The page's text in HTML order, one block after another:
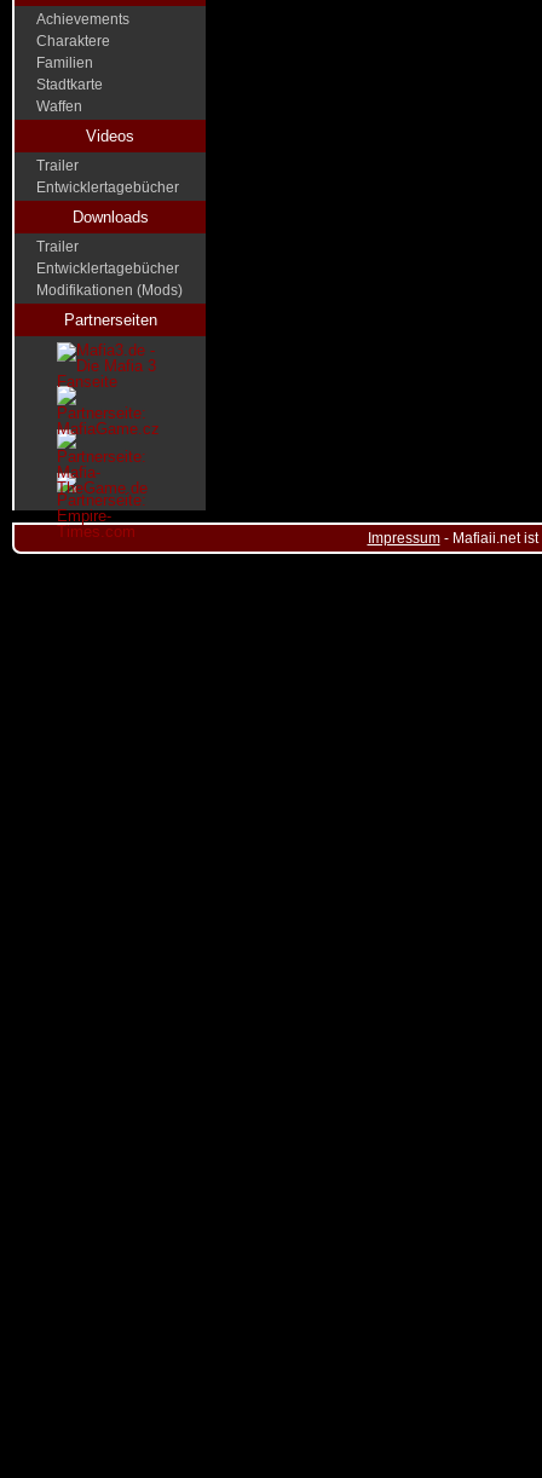
Achievements
Charaktere
Familien
Stadtkarte
Waffen
Videos
Trailer
Entwicklertagebücher
Downloads
Trailer
Entwicklertagebücher
Modifikationen (Mods)
Partnerseiten
Impressum- Mafiaii.net ist